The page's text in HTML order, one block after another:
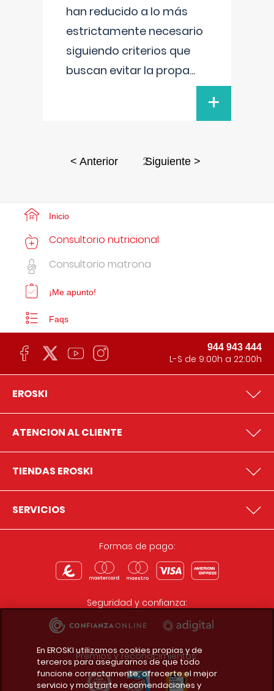
han reducido a lo más
estrictamente necesario
siguiendo criterios que
buscan evitar la propa...
+
< Anterior 2Siguiente >
Inicio
Consultorio nutricional
Consultorio matrona
¡Me apunto!
Faqs
944 943 444
L-S de 9:00h a 22:00h
EROSKI
ATENCION AL CLIENTE
TIENDAS EROSKI
SERVICIOS
Formas de pago:
Seguridad y confianza:
Premios y reconocimientos:
En EROSKI utilizamos cookies propias y de
terceros para asegurarnos de que todo
funcione correctamente, ofrecerte el mejor
servicio y mostrarte recomendaciones y